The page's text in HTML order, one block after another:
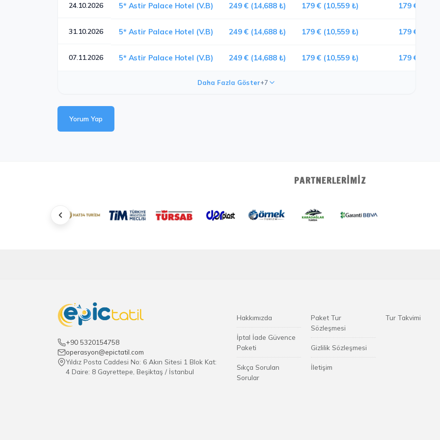
24.10.2026 5* Astir Palace Hotel (V.B) 249 € (14,688 ₺) 179 € (10,559 ₺) 179 €
31.10.2026 5* Astir Palace Hotel (V.B) 249 € (14,688 ₺) 179 € (10,559 ₺) 179 €
07.11.2026 5* Astir Palace Hotel (V.B) 249 € (14,688 ₺) 179 € (10,559 ₺) 179 €
Daha Fazla Göster+7
Yorum Yap
PARTNERLERIMIZ
+90 5320154758
operasyon@epictatil.com
Yıldız Posta Caddesi No: 6 Akın Sitesi 1 Blok Kat:
4 Daire: 8 Gayrettepe, Beşiktaş / İstanbul
Hakkımızda
İptal İade Güvence
Paketi
Sıkça Sorulan
Sorular
Paket Tur
Sözleşmesi
Gizlilik Sözleşmesi
İletişim
Tur Takvimi